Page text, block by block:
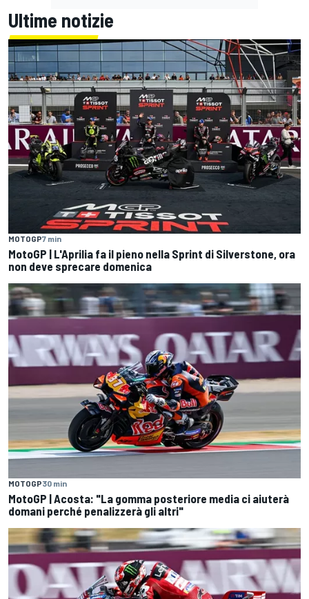
Ultime notizie
MOTOGP7 min
MotoGP | L'Aprilia fa il pieno nella Sprint di Silverstone, ora
non deve sprecare domenica
MOTOGP30 min
MotoGP | Acosta: "La gomma posteriore media ci aiuterà
domani perché penalizzerà gli altri"